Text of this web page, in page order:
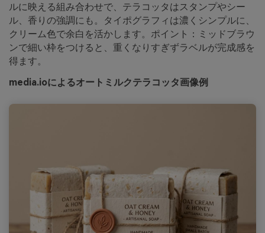
ルに映える組み合わせで、テラコッタはスタンプやシー
ル、香りの強調にも。タイポグラフィは濃くシンプルに、
クリーム色で余白を活かします。ポイント：ミッドブラウ
ンで細い枠をつけると、重くなりすぎずラベルが完成感を
得ます。
media.ioによるオートミルクテラコッタ画像例